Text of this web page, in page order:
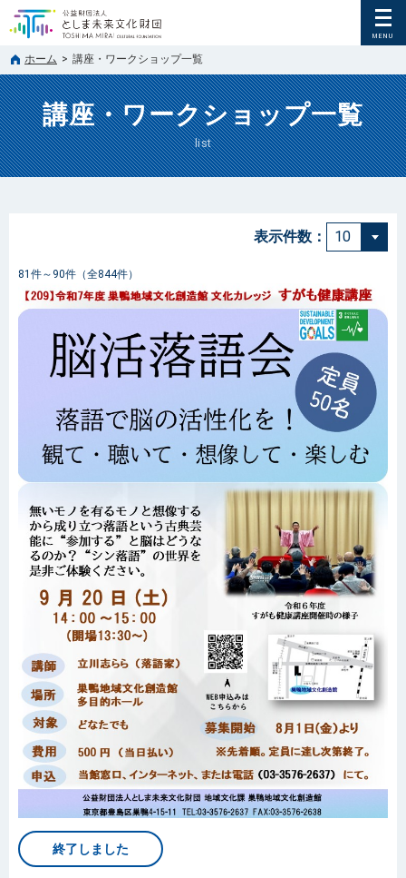
ホーム > 講座・ワークショップ一覧
講座・ワークショップ一覧
list
表示件数：
81件～90件（全844件）
終了しました